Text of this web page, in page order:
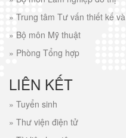
» Trung tâm Tư vấn thiết kế
» Bộ môn Mỹ thuật
» Phòng Tổng hợp
LIÊN KẾT
» Tuyển sinh
» Thư viện điện tử